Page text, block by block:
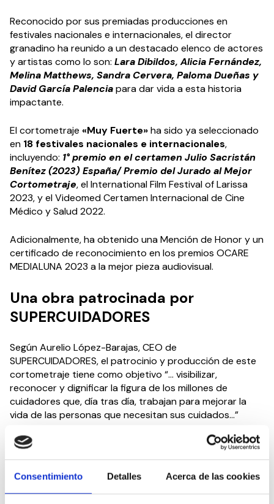
Consentimiento Detalles Acerca de las cookies
Reconocido por sus premiadas producciones en
festivales nacionales e internacionales, el director
granadino ha reunido a un destacado elenco de actores
y artistas como lo son: Lara Dibildos, Alicia Fernández,
Melina Matthews, Sandra Cervera, Paloma Dueñas y
David García Palenciapara dar vida a esta historia
impactante.
El cortometraje «Muy Fuerte»ha sido ya seleccionado
en 18 festivales nacionales e internacionales,
incluyendo: 1° premio en el certamen Julio Sacristán
Benítez (2023) España/ Premio del Jurado al Mejor
Cortometraje, el International Film Festival of Larissa
2023, y el Videomed Certamen Internacional de Cine
Médico y Salud 2022.
Adicionalmente, ha obtenido una Mención de Honor y un
certificado de reconocimiento en los premios OCARE
MEDIALUNA 2023 a la mejor pieza audiovisual.
Una obra patrocinada por
SUPERCUIDADORES
Según Aurelio López-Barajas, CEO de
SUPERCUIDADORES, el patrocinio y producción de este
cortometraje tiene como objetivo “… visibilizar,
reconocer y dignificar la figura de los millones de
cuidadores que, día tras día, trabajan para mejorar la
vida de las personas que necesitan sus cuidados…”
‘Muy Fuerte’ está despertando un gran interés y se
espera que llegue a un número elevado de
espectadores en todo el mundo, concienciando a la
sociedad de la importancia de cuidar como nos gustaría
ser cuidados.